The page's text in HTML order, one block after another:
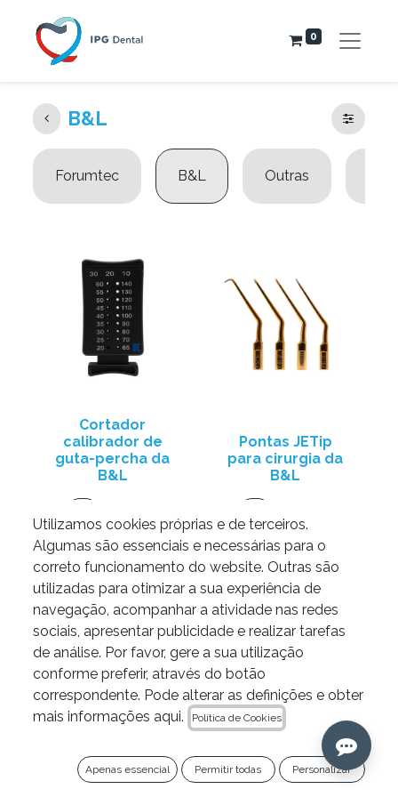
0
B&L
Forumtec B&L Outras
Cortador
calibrador de
guta-percha da
B&L
47,90€
Pontas JETip
para cirurgia da
B&L
64,89
Utilizamos cookies próprias e de terceiros.
Algumas são essenciais e necessárias para o
correto funcionamento do website. Outras são
utilizadas para otimizar a sua experiência de
navegação, acompanhar a atividade nas redes
sociais, apresentar publicidade e realizar tarefas
de análise. Por favor, gere a sua utilização
conforme preferir, através do botão
correspondente. Pode alterar as definições e obter
mais informações aqui.
Política de Cookies
Apenas essencial Permitir todas Personalizar